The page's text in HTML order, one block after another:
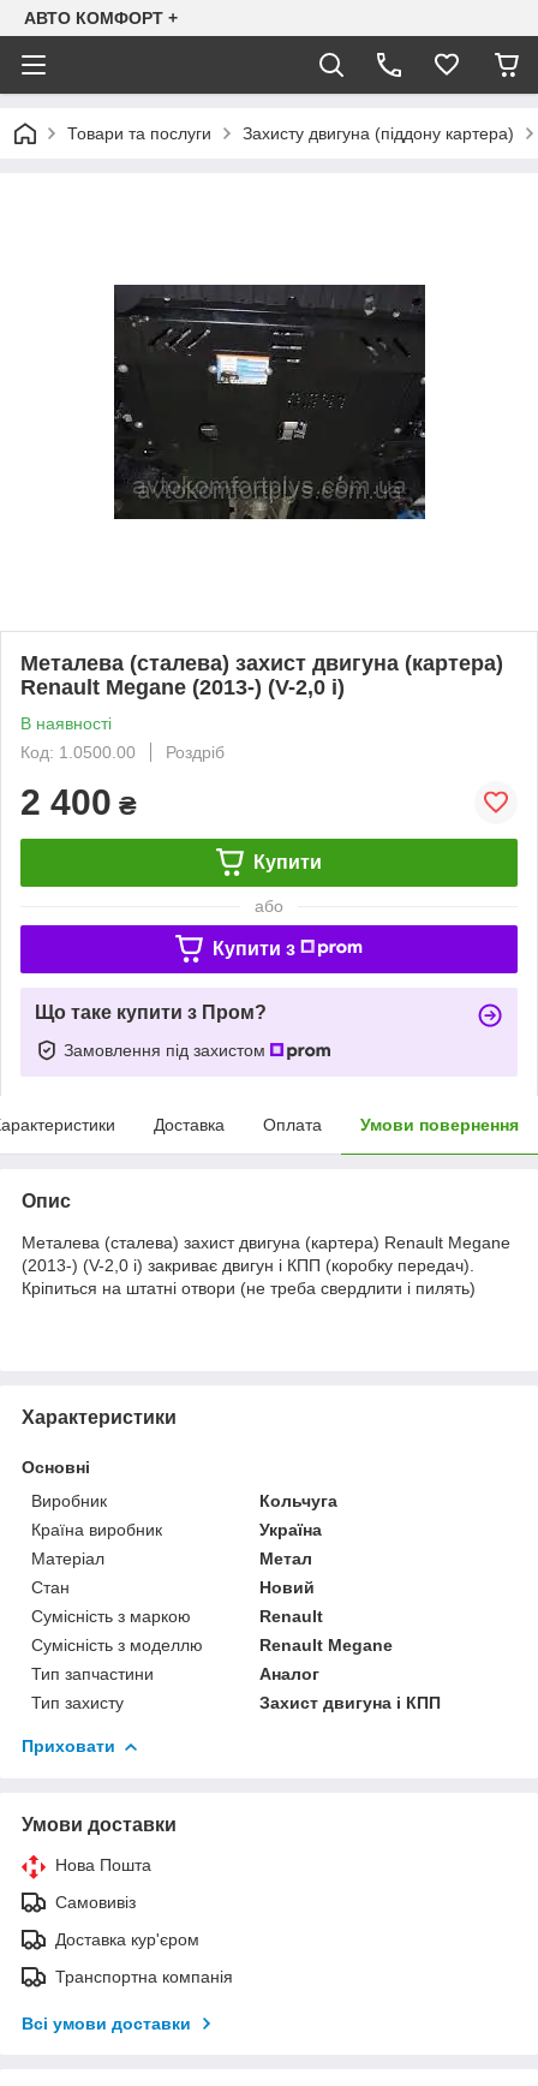
АВТО КОМФОРТ +
Товари та послуги Захисту двигуна (піддону картера)
Металева (сталева) захист двигуна (картера)
Renault Megane (2013-) (V-2,0 i)
В наявності
Код: 1.0500.00
Роздріб
2 400 ₴
Купити
або
Купити з
Що таке купити з Пром?
Замовлення під захистом
Доставка Оплата Умови повернення
Опис
Металева (сталева) захист двигуна (картера) Renault Megane
(2013-) (V-2,0 i) закриває двигун і КПП (коробку передач).
Кріпиться на штатні отвори (не треба свердлити і пилять)
Характеристики
Основні
Виробник
Кольчуга
Країна виробник
Україна
Матеріал
Метал
Стан
Новий
Сумісність з маркою
Renault
Сумісність з моделлю
Renault Megane
Тип запчастини
Аналог
Тип захисту
Захист двигуна і КПП
Приховати
Умови доставки
Нова Пошта
Самовивіз
Доставка кур'єром
Транспортна компанія
Всі умови доставки